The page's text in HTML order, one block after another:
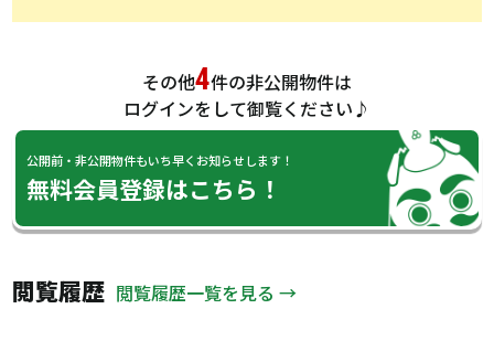
その他4件の非公開物件は
ログインをして御覧ください♪
公開前・非公開物件もいち早くお知らせします！
無料会員登録はこちら！
閲覧履歴 閲覧履歴一覧を見る →